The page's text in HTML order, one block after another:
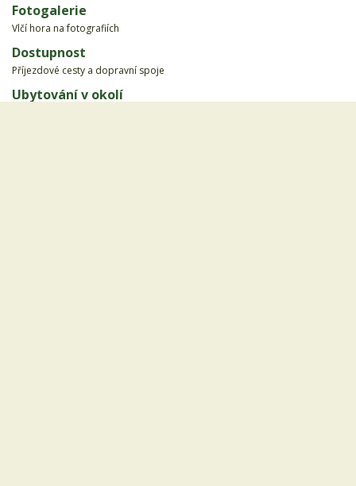
Fotogalerie
Vlčí hora na fotografiích
Dostupnost
Příjezdové cesty a dopravní spoje
Ubytování v okolí